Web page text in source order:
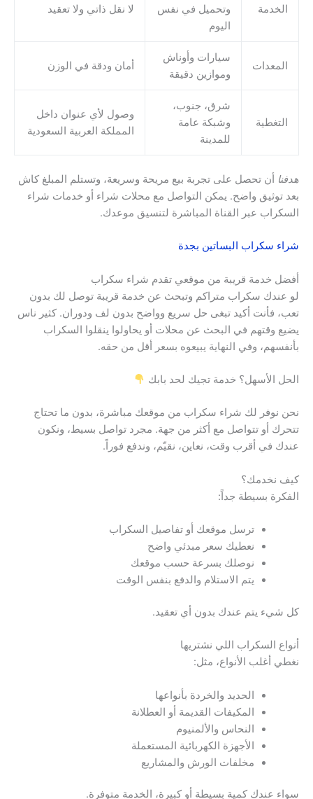
الخدمة
وتحميل في نفس
اليوم
لا نقل ذاتي ولا تعقيد
المعدات
سيارات وأوناش
وموازين دقيقة
أمان ودقة في الوزن
التغطية
شرق، جنوب،
وشبكة عامة
للمدينة
وصول لأي عنوان داخل
المملكة العربية السعودية
هدفنا أن تحصل على تجربة بيع مريحة وسريعة، وتستلم المبلغ كاش
بعد توثيق واضح. يمكن التواصل مع محلات شراء أو خدمات شراء
السكراب عبر القناة المباشرة لتنسيق موعدك.
شراء سكراب البساتين بجدة
أفضل خدمة قريبة من موقعي تقدم شراء سكراب
لو عندك سكراب متراكم وتبحث عن خدمة قريبة توصل لك بدون
تعب، فأنت أكيد تبغى حل سريع وواضح بدون لف ودوران. كثير ناس
يضيع وقتهم في البحث عن محلات أو يحاولوا ينقلوا السكراب
بأنفسهم، وفي النهاية يبيعوه بسعر أقل من حقه.
الحل الأسهل؟ خدمة تجيك لحد بابك
نحن نوفر لك شراء سكراب من موقعك مباشرة، بدون ما تحتاج
تتحرك أو تتواصل مع أكثر من جهة. مجرد تواصل بسيط، ونكون
عندك في أقرب وقت، نعاين، نقيّم، وندفع فوراً.
كيف نخدمك؟
الفكرة بسيطة جداً:
ترسل موقعك أو تفاصيل السكراب
نعطيك سعر مبدئي واضح
نوصلك بسرعة حسب موقعك
يتم الاستلام والدفع بنفس الوقت
كل شيء يتم عندك بدون أي تعقيد.
أنواع السكراب اللي نشتريها
نغطي أغلب الأنواع، مثل:
الحديد والخردة بأنواعها
المكيفات القديمة أو العطلانة
النحاس والألمنيوم
الأجهزة الكهربائية المستعملة
مخلفات الورش والمشاريع
سواء عندك كمية بسيطة أو كبيرة، الخدمة متوفرة.